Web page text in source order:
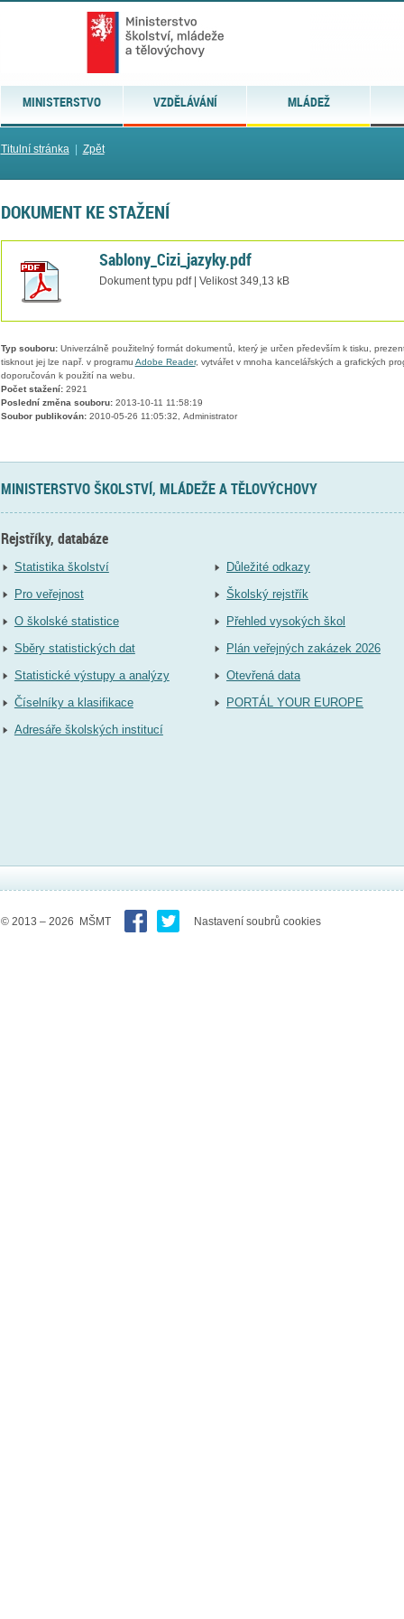
MINISTERSTVO VZDĚLÁVÁNÍ MLÁDEŽ
Titulní stránka| Zpět
DOKUMENT KE STAŽENÍ
Sablony_Cizi_jazyky.pdf
Dokument typu pdf | Velikost 349,13 kB
Typ souboru:Univerzálně použitelný formát dokumentů, který je určen především k tisku,
tisknout jej lze např. v programu Adobe Reader, vytvářet v mnoha kancelářských a grafických
doporučován k použití na webu.
Počet stažení:2921
Poslední změna souboru:2013-10-11 11:58:19
Soubor publikován:2010-05-26 11:05:32, Administrator
MINISTERSTVO ŠKOLSTVÍ, MLÁDEŽE A TĚLOVÝCHOVY
Rejstříky, databáze
Statistika školství
Pro veřejnost
O školské statistice
Sběry statistických dat
Statistické výstupy a analýzy
Číselníky a klasifikace
Adresáře školských institucí
Důležité odkazy
Školský rejstřík
Přehled vysokých škol
Plán veřejných zakázek 2026
Otevřená data
PORTÁL YOUR EUROPE
© 2013 – 2026 MŠMT Nastavení soubrů cookies